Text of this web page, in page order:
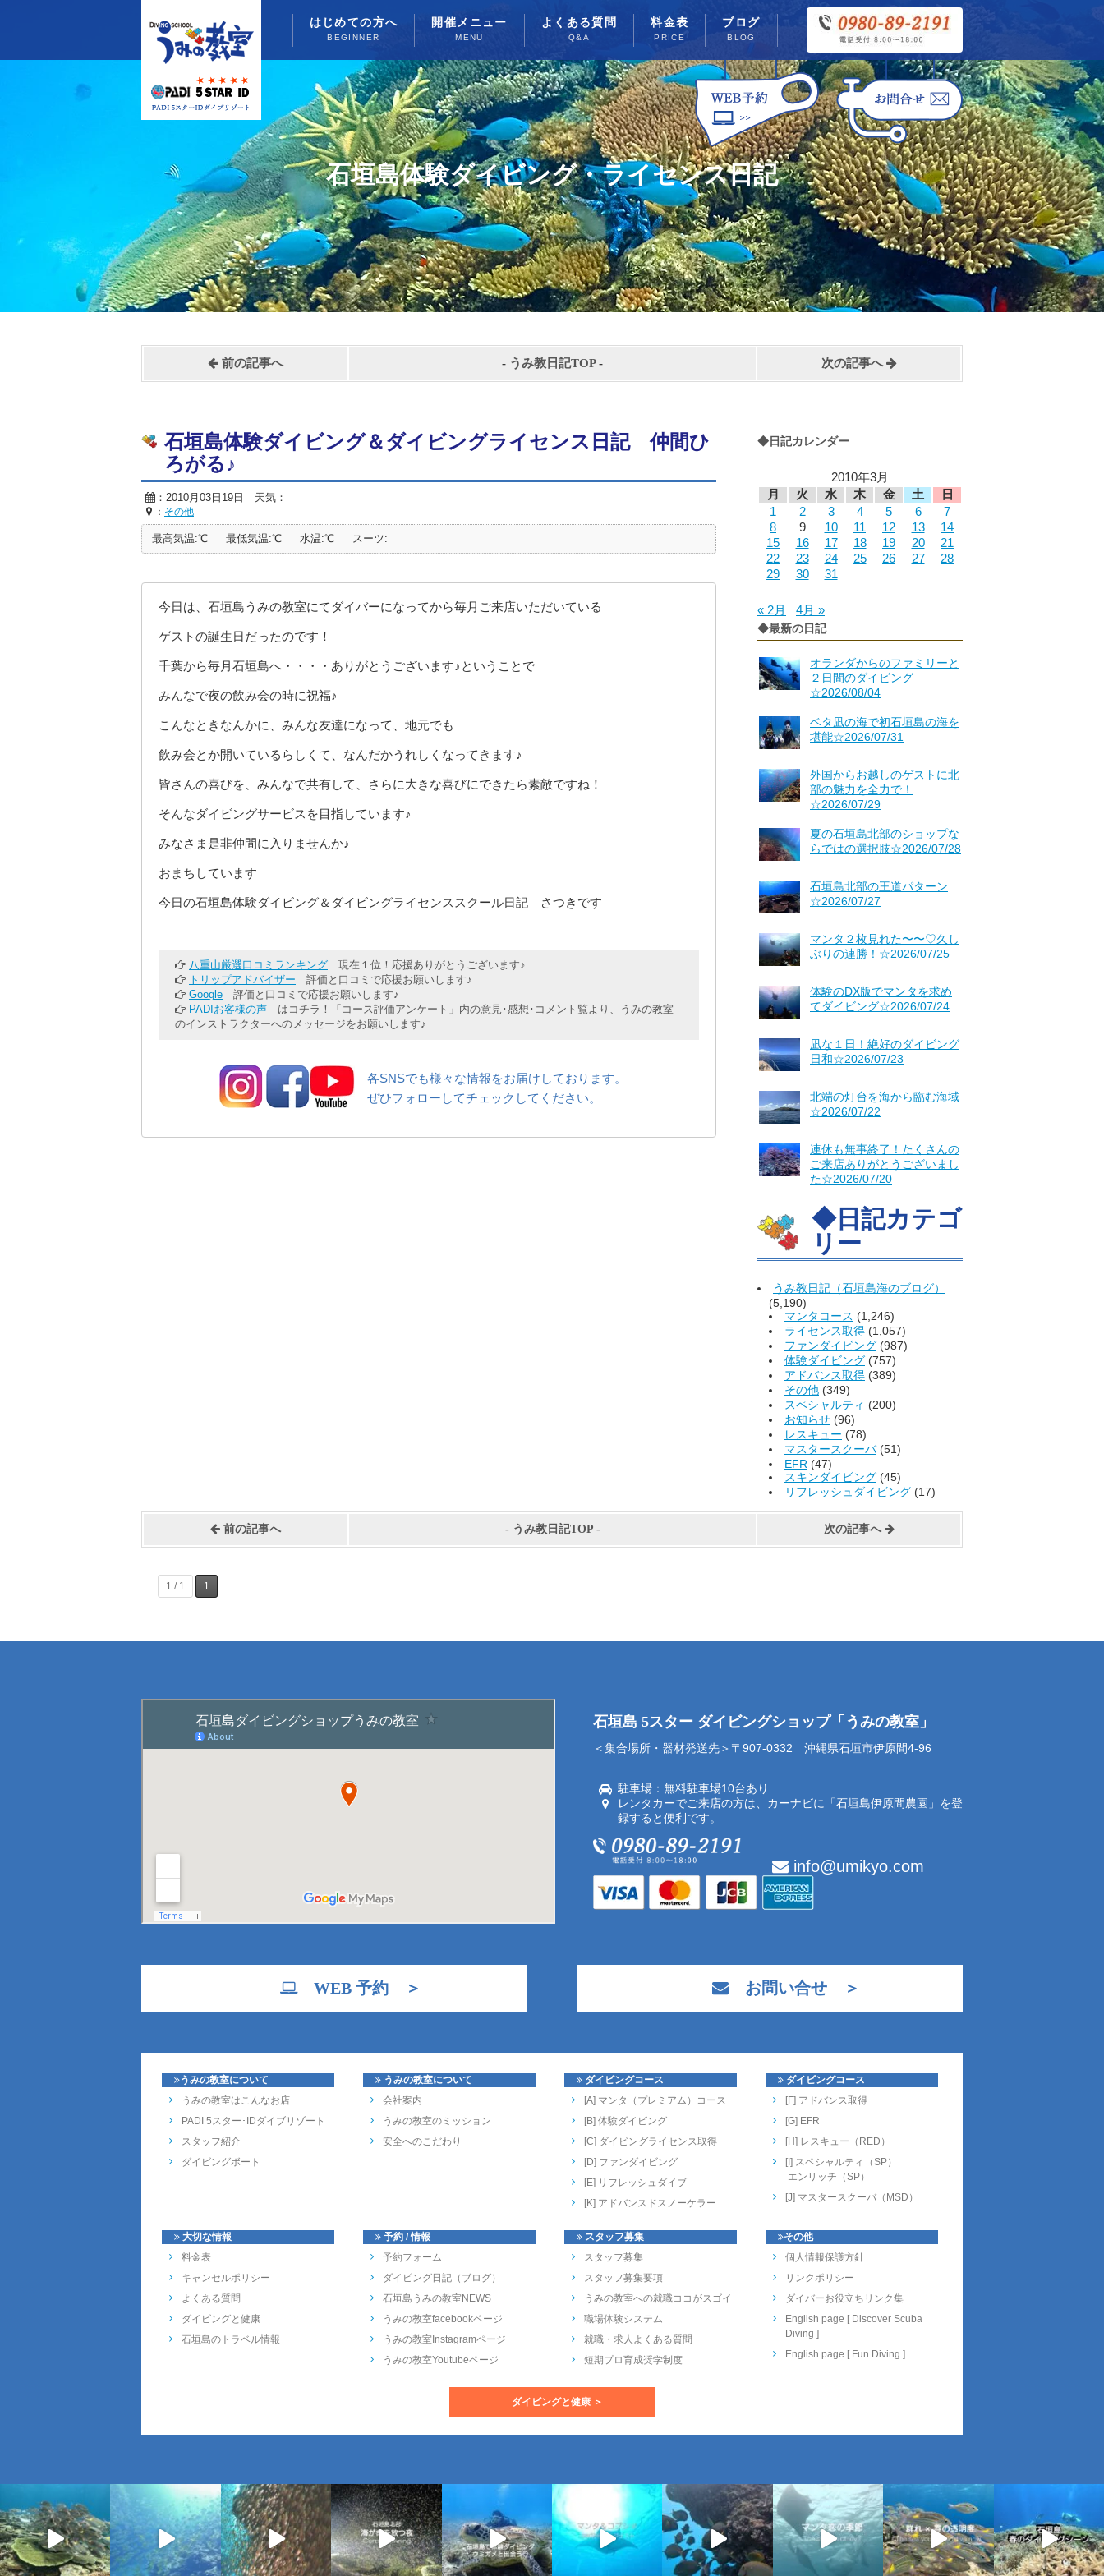
はじめての方へ
BEGINNER
開催メニュー
MENU
よくある質問
Q&A
料金表
PRICE
ブログ
BLOG
石垣島体験ダイビング・ライセンス日記
前の記事へ - うみ教日記TOP- 次の記事へ
◆日記カレンダー
2010年3月
月
火 水 木 金 土
日
1
2 3 4 5 6
7
8
9 10 11 12 13
14
15
16 17 18 19 20
21
22
23 24 25 26 27
28
29
30 31
« 2月 4月 »
◆最新の日記
オランダからのファミリーと
２日間のダイビング
☆2026/08/04
ベタ凪の海で初石垣島の海を
堪能☆2026/07/31
外国からお越しのゲストに北
部の魅力を全力で！
☆2026/07/29
夏の石垣島北部のショップな
らではの選択肢☆2026/07/28
石垣島北部の王道パターン
☆2026/07/27
マンタ２枚見れた〜〜♡久し
ぶりの連勝！☆2026/07/25
体験のDX版でマンタを求め
てダイビング☆2026/07/24
凪な１日！絶好のダイビング
日和☆2026/07/23
北端の灯台を海から臨む海域
☆2026/07/22
連休も無事終了！たくさんの
ご来店ありがとうございまし
た☆2026/07/20
◆日記カテゴ
リー
うみ教日記（石垣島海のブログ）
(5,190)
マンタコース (1,246)
ライセンス取得 (1,057)
ファンダイビング (987)
体験ダイビング (757)
アドバンス取得 (389)
その他 (349)
スペシャルティ (200)
お知らせ (96)
レスキュー (78)
マスタースクーバ(51)
EFR (47)
スキンダイビング (45)
リフレッシュダイビング (17)
石垣島体験ダイビング＆ダイビングライセンス日記 仲間ひ
ろがる♪
：2010月03日19日 天気：
： その他
最高気温:℃ 最低気温:℃ 水温:℃ スーツ:
今日は、石垣島うみの教室にてダイバーになってから毎月ご来店いただいている
ゲストの誕生日だったのです！
千葉から毎月石垣島へ・・・・ありがとうございます♪ということで
みんなで夜の飲み会の時に祝福♪
こんなときなんかに、みんな友達になって、地元でも
飲み会とか開いているらしくて、なんだかうれしくなってきます♪
皆さんの喜びを、みんなで共有して、さらに大きな喜びにできたら素敵ですね！
そんなダイビングサービスを目指しています♪
みなさま是非仲間に入りませんか♪
おまちしています
今日の石垣島体験ダイビング＆ダイビングライセンススクール日記 さつきです
八重山厳選口コミランキング 現在１位！応援ありがとうございます♪
トリップアドバイザー 評価と口コミで応援お願いします♪
Google 評価と口コミで応援お願いします♪
PADIお客様の声 はコチラ！「コース評価アンケート」内の意見･感想･コメント覧より、うみの教室
のインストラクターへのメッセージをお願いします♪
各SNSでも様々な情報をお届けしております。
ぜひフォローしてチェックしてください。
前の記事へ - うみ教日記TOP- 次の記事へ
1 / 1 1
石垣島 5スター ダイビングショップ「うみの教室」
＜集合場所・器材発送先＞〒907-0332 沖縄県石垣市伊原間4-96
駐車場：無料駐車場10台あり
レンタカーでご来店の方は、カーナビに「石垣島伊原間農園」を登
録すると便利です。
info@umikyo.com
WEB 予約 ＞ お問い合せ ＞
うみの教室について
うみの教室はこんなお店
PADI 5スター･IDダイブリゾート
スタッフ紹介
ダイビングボート
大切な情報
料金表
キャンセルポリシー
よくある質問
ダイビングと健康
石垣島のトラベル情報
うみの教室について
会社案内
うみの教室のミッション
安全へのこだわり
予約 / 情報
予約フォーム
ダイビング日記（ブログ）
石垣島うみの教室NEWS
うみの教室facebookページ
うみの教室Instagramページ
うみの教室Youtubeページ
ダイビングコース
[A] マンタ（プレミアム）コース
[B] 体験ダイビング
[C] ダイビングライセンス取得
[D] ファンダイビング
[E] リフレッシュダイブ
[K] アドバンスドスノーケラー
スタッフ募集
スタッフ募集
スタッフ募集要項
うみの教室への就職ココがスゴイ
職場体験システム
就職・求人よくある質問
短期プロ育成奨学制度
ダイビングコース
[F] アドバンス取得
[G] EFR
[H] レスキュー（RED）
[I] スペシャルティ（SP）
エンリッチ（SP）
[J] マスタースクーバ（MSD）
その他
個人情報保護方針
リンクポリシー
ダイバーお役立ちリンク集
English page [ Discover Scuba
Diving ]
English page [ Fun Diving ]
ダイビングと健康 ＞